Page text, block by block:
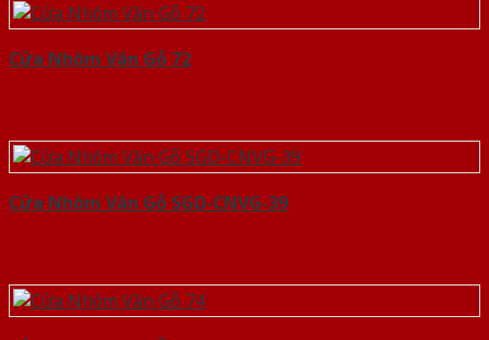
Cửa Nhôm Vân Gỗ 72
Cửa Nhôm Vân Gỗ SGD-CNVG-39